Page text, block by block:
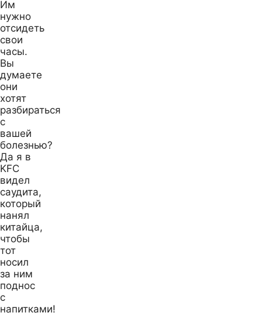
Им
нужно
отсидеть
свои
часы.
Вы
думаете
они
хотят
разбираться
с
вашей
болезнью?
Да я в
KFC
видел
саудита,
который
нанял
китайца,
чтобы
тот
носил
за ним
поднос
с
напитками!